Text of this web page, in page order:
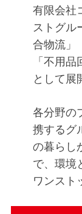
有限会社
ストグル
合物流」
「不用
として展
各分野の
携するグ
の暮らし
で、環境
ワンスト